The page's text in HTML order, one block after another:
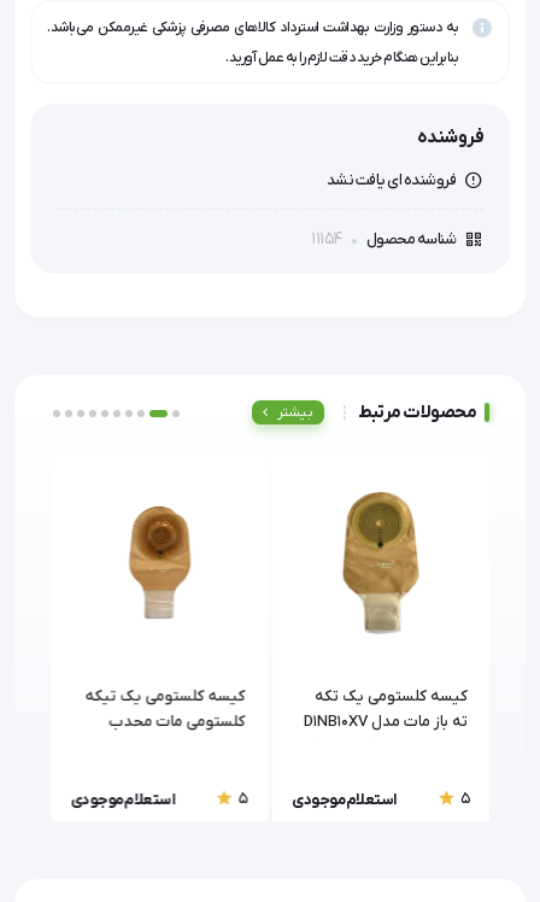
به دستور وزارت بهداشت استرداد کالاهای مصرفی پزشکی غیرممکن می‌باشد.
بنابراین هنگام خرید دقت لازم را به عمل آورید.
فروشنده
فروشنده ای یافت نشد
شناسه محصول 11154
محصولات مرتبط بیشتر
کیسه کلستومی یک تکه
ته باز مات مدل D1NB10XV
5 استعلام موجودی
کیسه کلستومی یک تیکه
کلستومی مات محدب
5
استعلام موجودی